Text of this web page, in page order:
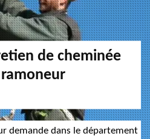
de cheminée
demande dans le département